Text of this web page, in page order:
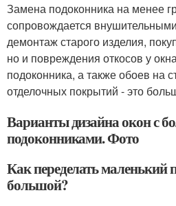
Замена подоконника на менее
сопровождается
демонтаж старого изделия,
но и повреждения откосов у
подоконника, а также обоев на
отделочных покрытий - это
Варианты дизайна окон с
подоконниками. Фото
Как переделать маленький
большой?